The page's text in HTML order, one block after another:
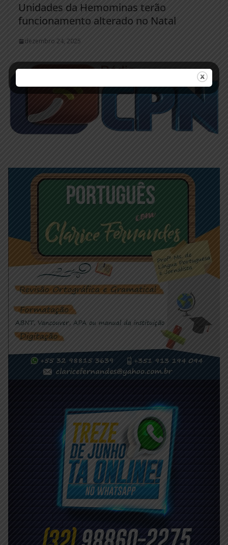
Unidades da Hemominas terão
funcionamento alterado no Natal
dezembro 24, 2025